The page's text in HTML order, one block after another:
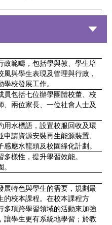
政範疇，包括學與教、學生培
風與學生表現及管理與行政，
學校發展工作。
員包括七位辦學團體校董、校
、兩位家長、一位社會人士及
用水標語，設置校服回收及環
申請資源安裝再生能源裝置、
感應水龍頭及校園綠化計劃。
多樣性，提升學習效能。
展特色與學生的需要，規劃最
的校本課程。在校本課程方
多項跨學習領域的活動來加強
讓學生更有系統地學習；於教